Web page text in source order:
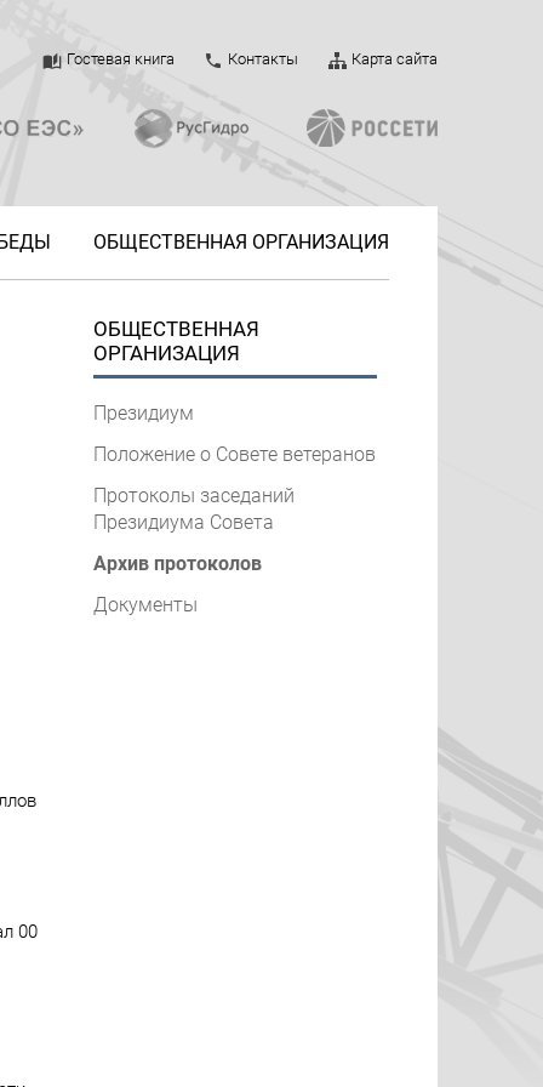
Гостевая книга Контакты Карта сайта
ОБЩЕСТВЕННАЯ ОРГАНИЗАЦИЯ
00
ОБЩЕСТВЕННАЯ
ОРГАНИЗАЦИЯ
Президиум
Положение о Совете ветеранов
Протоколы заседаний
Президиума Совета
Архив протоколов
Документы